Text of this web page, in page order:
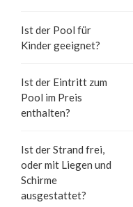
Ist der Pool für
Kinder geeignet?
Ist der Eintritt zum
Pool im Preis
enthalten?
Ist der Strand frei,
oder mit Liegen und
Schirme
ausgestattet?